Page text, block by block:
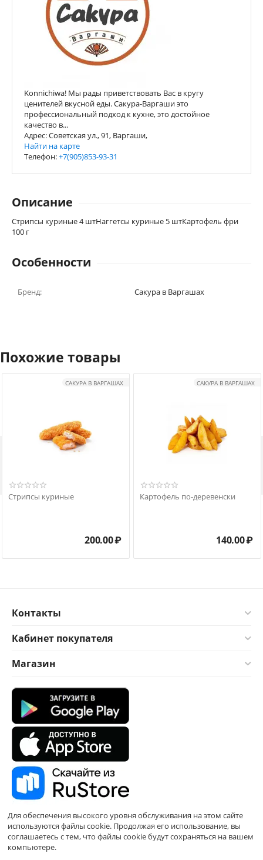
Konnichiwa! Мы рады приветствовать Вас в кругу
ценителей вкусной еды. Сакура-Варгаши это
профессиональный подход к кухне, это достойное
качество в...
Адрес: Советская ул., 91, Варгаши,
Найти на карте
Телефон:+7(905)853-93-31
Описание
Стрипсы куриные 4 штНаггетсы куриные 5 штКартофель фри
100 г
Особенности
Бренд: Сакура в Варгашах
Похожие товары
САКУРА В ВАРГАШАХ
Стрипсы куриные
200.00₽
САКУРА В ВАРГАШАХ
Картофель по-деревенски
140.00₽
Контакты
Кабинет покупателя
Магазин
Для обеспечения высокого уровня обслуживания на этом сайте
используются файлы cookie. Продолжая его использование, вы
соглашаетесь с тем, что файлы cookie будут сохраняться на вашем
компьютере.